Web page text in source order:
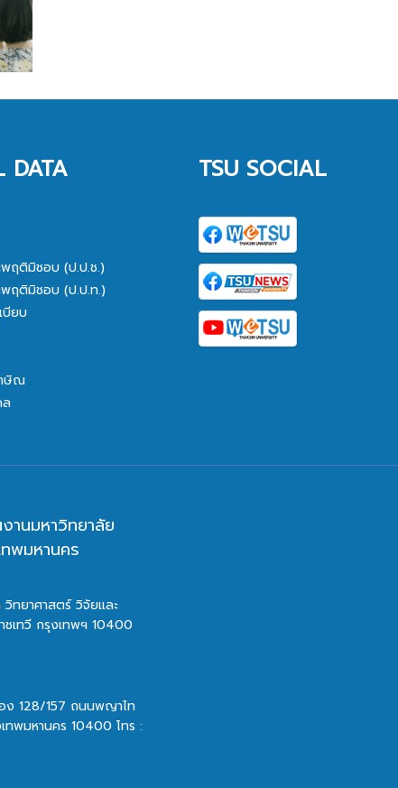
DATA
พฤติมิชอบ (ป.ป.ช.)
พฤติมิชอบ (ป.ป.ท.)
บียบ
ษิณ
TSU SOCIAL
านมหาวิทยาลัย
พมหานคร
ทยาศาสตร์ วิจัยและ
ชเทวี กรุงเทพฯ 10400
ง 128/157 ถนนพญาไท
ทพมหานคร 10400 โทร :